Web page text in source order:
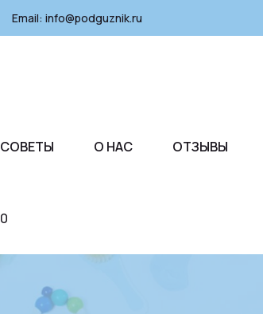
Email: info@podguznik.ru
0
СОВЕТЫ О НАС ОТЗЫВЫ